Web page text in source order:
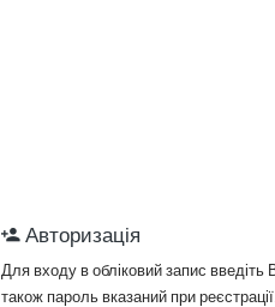
Авторизація
Для входу в обліковий запис введіть
також пароль вказаний при